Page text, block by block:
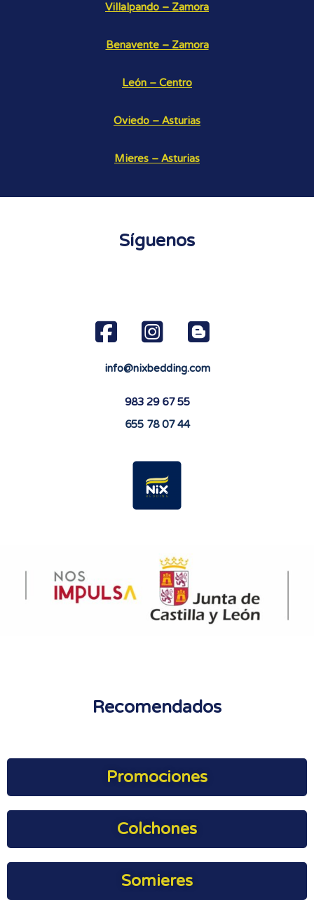
Villalpando – Zamora
Benavente – Zamora
León – Centro
Oviedo – Asturias
Mieres – Asturias
Síguenos
info@nixbedding.com
983 29 67 55
655 78 07 44
Recomendados
Promociones
Colchones
Somieres